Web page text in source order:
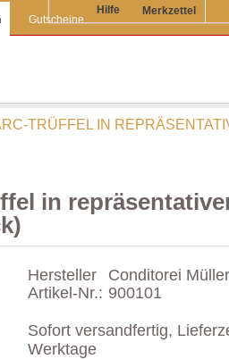
Hilfe Merkzettel
Gutscheine
TRÜFFEL IN
in
Hersteller
Conditorei Müller
Artikel-Nr.: 900101
Sofort versandfertig,
Werktage